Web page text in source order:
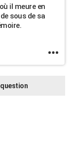
il meure en
sous de sa